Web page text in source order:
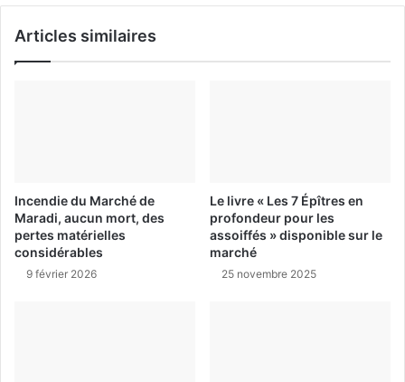
Articles similaires
Incendie du Marché de
Maradi, aucun mort, des
pertes matérielles
considérables
9 février 2026
Le livre « Les 7 Épîtres en
profondeur pour les
assoiffés » disponible sur le
marché
25 novembre 2025